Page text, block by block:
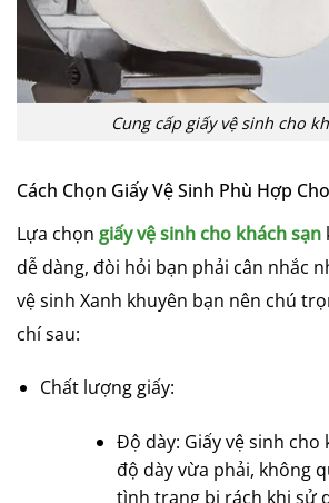
Cung cấp giấy vệ sinh cho
Cách Chọn Giấy Vệ Sinh Phù Hợp
Lựa chọn giấy vệ sinh cho khách sạn
dễ dàng, đòi hỏi bạn phải cân nhắc
vệ sinh Xanh khuyên bạn nên chú
chí sau:
Chất lượng giấy:
Độ dày: Giấy vệ sinh cho
độ dày vừa phải, không
tình trạng bị rách khi sử